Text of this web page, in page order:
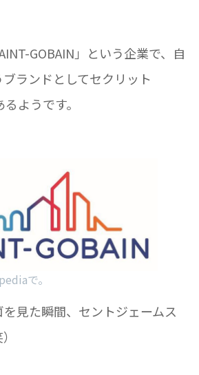
GOBAIN」という企業で、自
ランドとしてセクリット
ようです。
で。
見た瞬間、セントジェームス